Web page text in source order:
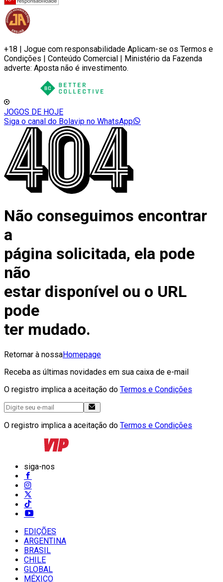
+18 | Jogue com responsabilidade Aplicam-se os Termos e
Condições | Conteúdo Comercial | Ministério da Fazenda
adverte: Aposta não é investimento.
JOGOS DE HOJE
Siga o canal do Bolavip no WhatsApp
Não conseguimos encontrar
a
página solicitada, ela pode
não
estar disponível ou o URL
pode
ter mudado.
Retornar à nossaHomepage
Receba as últimas novidades em sua caixa de e-mail
O registro implica a aceitação do Termos e Condições
O registro implica a aceitação do Termos e Condições
siga-nos
EDIÇÕES
ARGENTINA
BRASIL
CHILE
GLOBAL
MÉXICO